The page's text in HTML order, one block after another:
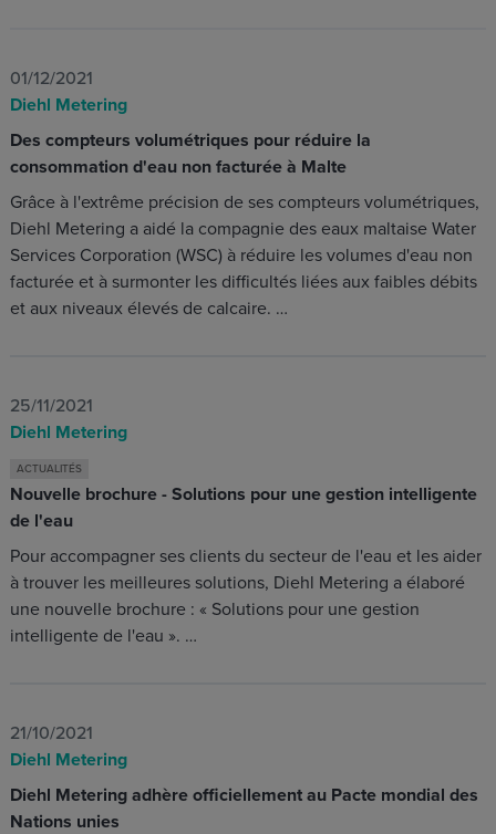
01/12/2021
Diehl Metering
Des compteurs volumétriques pour réduire la
consommation d'eau non facturée à Malte
Grâce à l'extrême précision de ses compteurs volumétriques,
Diehl Metering a aidé la compagnie des eaux maltaise Water
Services Corporation (WSC) à réduire les volumes d'eau non
facturée et à surmonter les difficultés liées aux faibles débits
et aux niveaux élevés de calcaire. …
25/11/2021
Diehl Metering
ACTUALITÉS
Nouvelle brochure - Solutions pour une gestion intelligente
de l'eau
Pour accompagner ses clients du secteur de l'eau et les aider
à trouver les meilleures solutions, Diehl Metering a élaboré
une nouvelle brochure : « Solutions pour une gestion
intelligente de l'eau ». …
21/10/2021
Diehl Metering
Diehl Metering adhère officiellement au Pacte mondial des
Nations unies